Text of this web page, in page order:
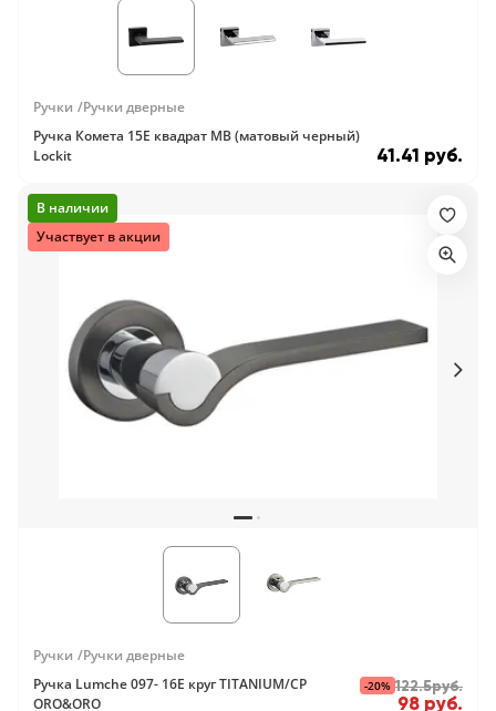
Ручки
Ручки дверные
Ручка Комета 15E квадрат MB (матовый черный)
Lockit
41.41 руб.
В наличии
Участвует в акции
Ручки
Ручки дверные
Ручка Lumche 097- 16E круг TITANIUM/CP
ORO&ORO
-20% 122.5руб.
98 руб.